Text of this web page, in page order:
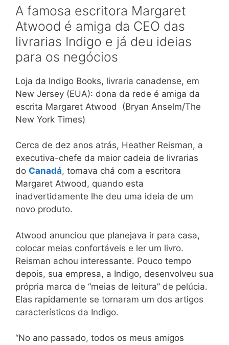
A famosa escritora Margaret
Atwood é amiga da CEO das
livrarias Indigo e já deu ideias
para os negócios
Loja da Indigo Books, livraria canadense, em
New Jersey (EUA): dona da rede é amiga da
escrita Margaret Atwood (Bryan Anselm/The
New York Times)
Cerca de dez anos atrás, Heather Reisman, a
executiva-chefe da maior cadeia de livrarias
do Canadá, tomava chá com a escritora
Margaret Atwood, quando esta
inadvertidamente lhe deu uma ideia de um
novo produto.
Atwood anunciou que planejava ir para casa,
colocar meias confortáveis e ler um livro.
Reisman achou interessante. Pouco tempo
depois, sua empresa, a Indigo, desenvolveu sua
própria marca de “meias de leitura” de pelúcia.
Elas rapidamente se tornaram um dos artigos
característicos da Indigo.
“No ano passado, todos os meus amigos